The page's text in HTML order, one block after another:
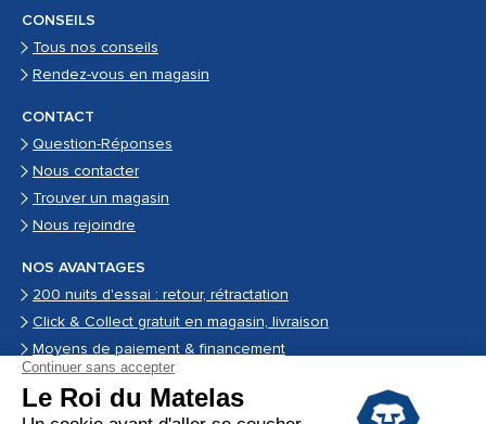
CONSEILS
Tous nos conseils
Rendez-vous en magasin
CONTACT
Question-Réponses
Nous contacter
Trouver un magasin
Nous rejoindre
NOS AVANTAGES
200 nuits d'essai : retour, rétractation
Click & Collect gratuit en magasin, livraison
Moyens de paiement & financement
Garantie